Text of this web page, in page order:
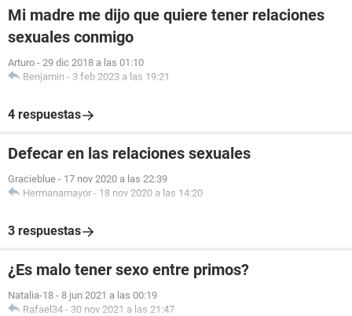
Mi madre me dijo que quiere tener relaciones
sexuales conmigo
Arturo - 29 dic 2018 a las 01:10
Benjamin - 3 feb 2023 a las 19:21
4 respuestas
Defecar en las relaciones sexuales
Gracieblue - 17 nov 2020 a las 22:39
Hermanamayor - 18 nov 2020 a las 14:20
3 respuestas
¿Es malo tener sexo entre primos?
Natalia-18 - 8 jun 2021 a las 00:19
Rafael34 - 30 nov 2021 a las 21:47